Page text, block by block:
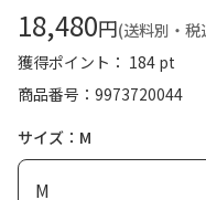
18,480円(送料別・税
獲得ポイント： 184 pt
商品番号
9973720044
サイズ：M